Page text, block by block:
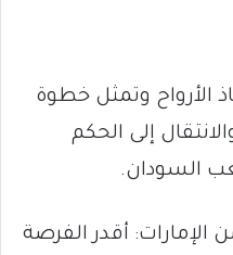
الأرواح وتمثل خطوة
إلى الحكم
السودان.
أقدر الفرصة